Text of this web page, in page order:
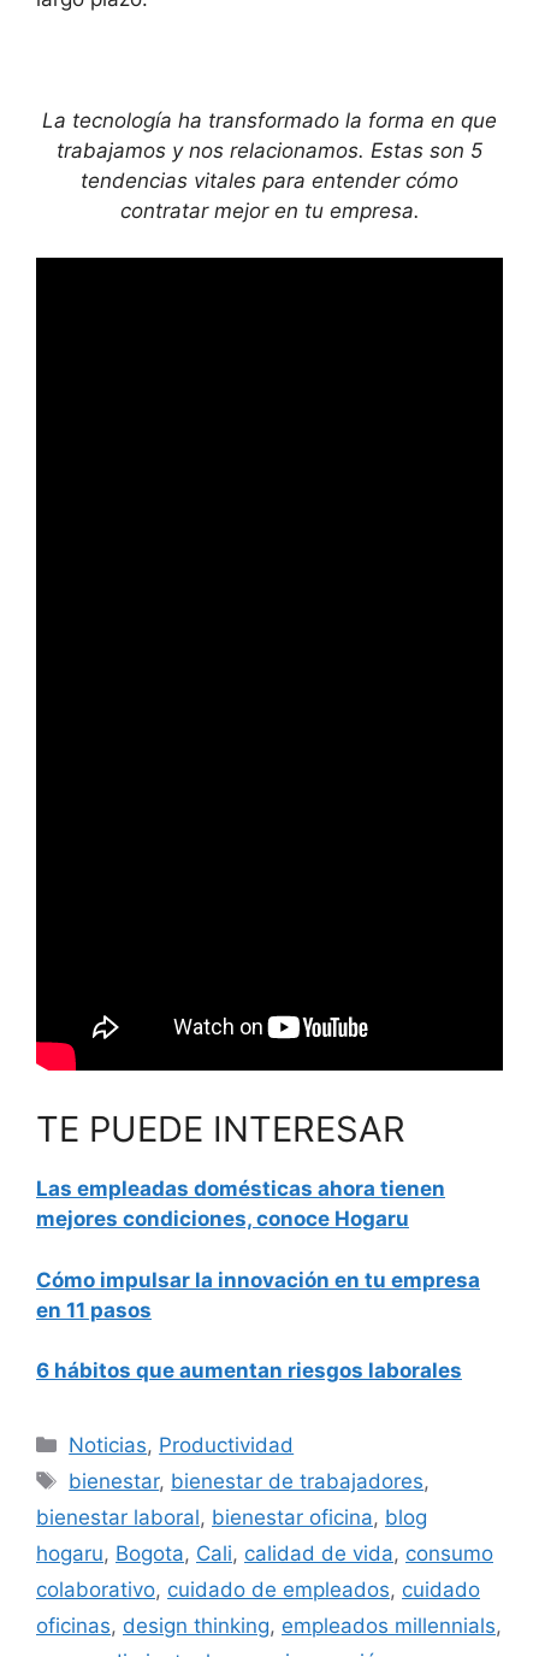
La tecnología ha transformado la forma en que
trabajamos y nos relacionamos. Estas son 5
tendencias vitales para entender cómo
contratar mejor en tu empresa.
TE PUEDE INTERESAR
Las empleadas domésticas ahora tienen
mejores condiciones, conoce Hogaru
Cómo impulsar la innovación en tu empresa
en 11 pasos
6 hábitos que aumentan riesgos laborales
Categorías
Noticias, Productividad
Etiquetas
bienestar, bienestar de trabajadores,
bienestar laboral, bienestar oficina, blog
hogaru, Bogota, Cali, calidad de vida, consumo
colaborativo, cuidado de empleados, cuidado
oficinas, design thinking, empleados millennials,